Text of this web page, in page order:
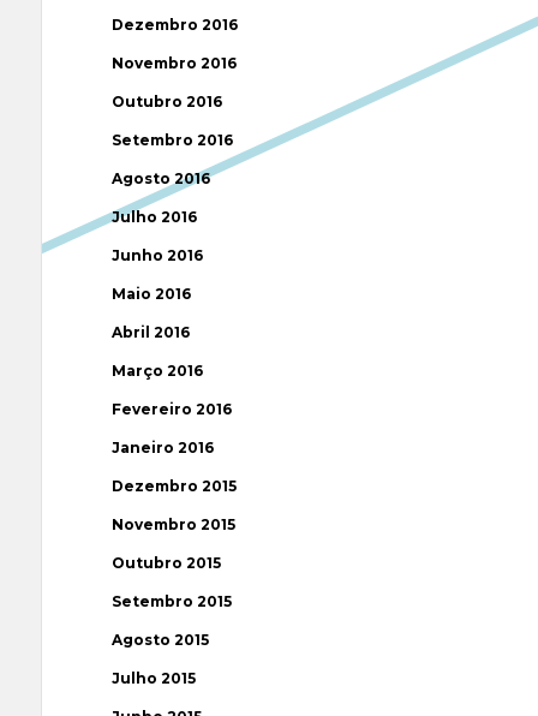
Dezembro 2016
Novembro 2016
Outubro 2016
Setembro 2016
Agosto 2016
Julho 2016
Junho 2016
Maio 2016
Abril 2016
Março 2016
Fevereiro 2016
Janeiro 2016
Dezembro 2015
Novembro 2015
Outubro 2015
Setembro 2015
Agosto 2015
Julho 2015